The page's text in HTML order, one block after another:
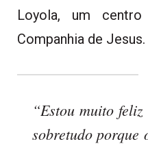
Loyola, um
Companhia de Jesus.
“Estou muito
sobretudo porque